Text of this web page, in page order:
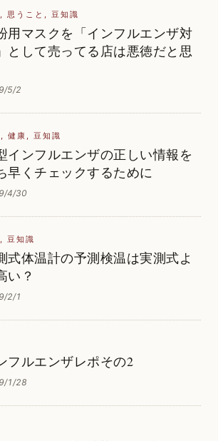
, 思うこと , 豆知識
用マスクを「インフルエンザ対
として売ってる店は悪徳だと思
5/2
, 健康 , 豆知識
インフルエンザの正しい情報を
早くチェックするために
4/30
, 豆知識
式体温計の予測検温は実測式よ
い？
2/1
フルエンザレポその2
1/28